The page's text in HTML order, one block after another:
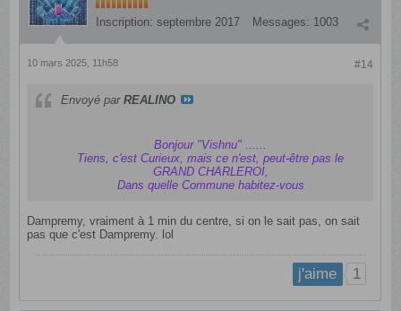
Inscription: septembre 2017 Messages: 1003
#14
10 mars 2025, 11h58
Envoyé parREALINO
Bonjour "Vishnu" ......
Tiens, c'est Curieux, mais ce n'est, peut-être pas le
GRAND CHARLEROI,
Dans quelle Commune habitez-vous
Dampremy, vraiment à 1 min du centre, si on le sait pas, on sait
pas que c'est Dampremy. lol
j'aime 1